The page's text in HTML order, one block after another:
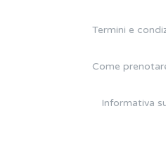
Termini e
Come
Informativa